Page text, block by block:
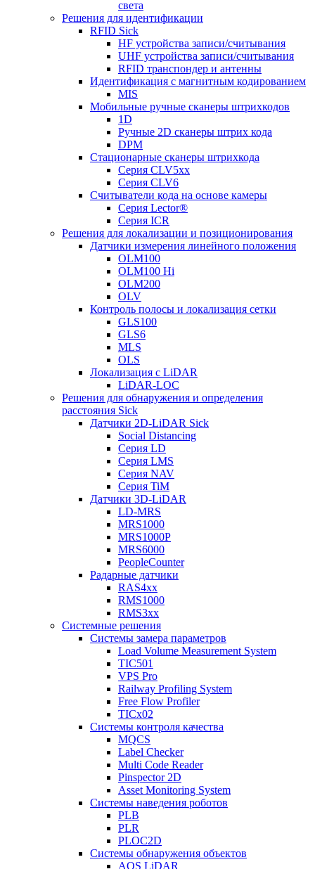
света
Решения для идентификации
RFID Sick
HF устройства записи/считывания
UHF устройства записи/считывания
RFID транспондер и антенны
Идентификация с магнитным кодированием
MIS
Мобильные ручные сканеры штрихкодов
1D
Ручные 2D сканеры штрих кода
DPM
Стационарные сканеры штрихкода
Серия CLV5xx
Серия CLV6
Считыватели кода на основе камеры
Серия Lector®
Серия ICR
Решения для локализации и позиционирования
Датчики измерения линейного положения
OLM100
OLM100 Hi
OLM200
OLV
Контроль полосы и локализация сетки
GLS100
GLS6
MLS
OLS
Локализация с LiDAR
LiDAR-LOC
Решения для обнаружения и определения
расстояния Sick
Датчики 2D-LiDAR Sick
Social Distancing
Серия LD
Серия LMS
Серия NAV
Серия TiM
Датчики 3D-LiDAR
LD-MRS
MRS1000
MRS1000P
MRS6000
PeopleCounter
Радарные датчики
RAS4xx
RMS1000
RMS3xx
Системные решения
Системы замера параметров
Load Volume Measurement System
TIC501
VPS Pro
Railway Profiling System
Free Flow Profiler
TICx02
Системы контроля качества
MQCS
Label Checker
Multi Code Reader
Pinspector 2D
Asset Monitoring System
Системы наведения роботов
PLB
PLR
PLOC2D
Системы обнаружения объектов
AOS LiDAR